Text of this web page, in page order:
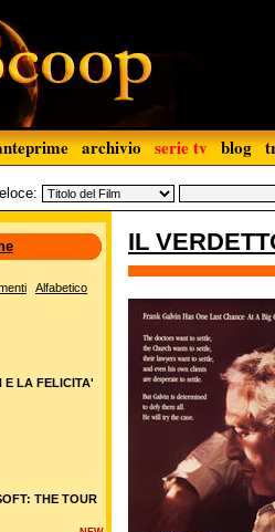
archivio serie tv blog
IL
Alfabetico
E LA FELICITA'
THE TOUR